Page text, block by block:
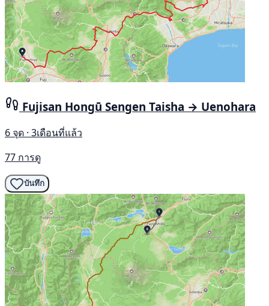
Fujisan Hongū Sengen Taisha → Uenohara
6 จุด · 3เดือนที่แล้ว
77 การดู
บันทึก